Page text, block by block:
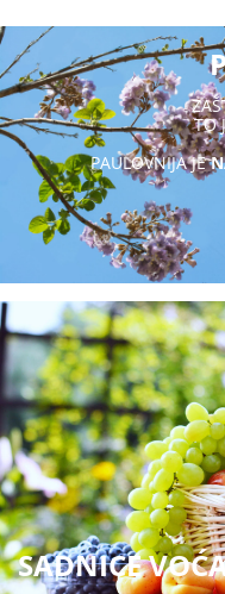
TO
PAULOVNIJA JE
SADNICE